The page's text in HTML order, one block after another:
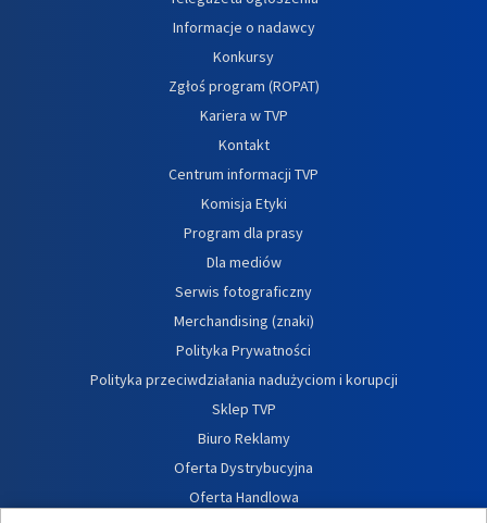
Informacje o nadawcy
Konkursy
Zgłoś program (ROPAT)
Kariera w TVP
Kontakt
Centrum informacji TVP
Komisja Etyki
Program dla prasy
Dla mediów
Serwis fotograficzny
Merchandising (znaki)
Polityka Prywatności
Polityka przeciwdziałania nadużyciom i korupcji
Sklep TVP
Biuro Reklamy
Oferta Dystrybucyjna
Oferta Handlowa